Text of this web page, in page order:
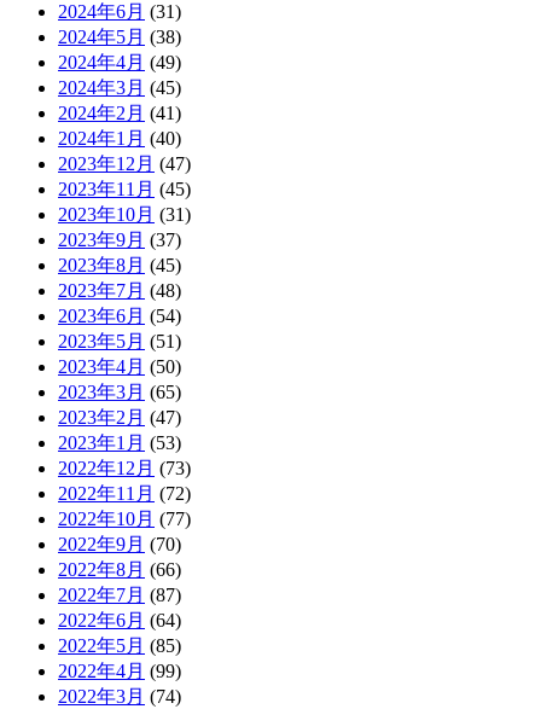
2024年6月 (31)
2024年5月 (38)
2024年4月 (49)
2024年3月 (45)
2024年2月 (41)
2024年1月 (40)
2023年12月 (47)
2023年11月 (45)
2023年10月 (31)
2023年9月 (37)
2023年8月 (45)
2023年7月 (48)
2023年6月 (54)
2023年5月 (51)
2023年4月 (50)
2023年3月 (65)
2023年2月 (47)
2023年1月 (53)
2022年12月 (73)
2022年11月 (72)
2022年10月 (77)
2022年9月 (70)
2022年8月 (66)
2022年7月 (87)
2022年6月 (64)
2022年5月 (85)
2022年4月 (99)
2022年3月 (74)